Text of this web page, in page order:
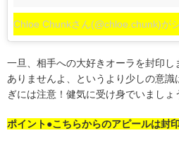
Chloe Chunkさん(@chloe.chunk)が
一旦、相手への大好きオーラを封印
ありませんよ、というより少しの意
ぎには注意！健気に受け身でいましょ
ポイント●こちらからのアピールは封